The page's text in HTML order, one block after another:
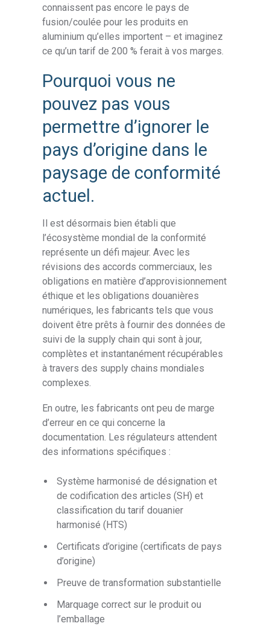
connaissent pas encore le pays de
fusion/coulée pour les produits en
aluminium qu’elles importent – et imaginez
ce qu’un tarif de 200 % ferait à vos marges.
Pourquoi vous ne
pouvez pas vous
permettre d’ignorer le
pays d’origine dans le
paysage de conformité
actuel.
Il est désormais bien établi que
l’écosystème mondial de la conformité
représente un défi majeur. Avec les
révisions des accords commerciaux, les
obligations en matière d’approvisionnement
éthique et les obligations douanières
numériques, les fabricants tels que vous
doivent être prêts à fournir des données de
suivi de la supply chain qui sont à jour,
complètes et instantanément récupérables
à travers des supply chains mondiales
complexes.
En outre, les fabricants ont peu de marge
d’erreur en ce qui concerne la
documentation. Les régulateurs attendent
des informations spécifiques :
Système harmonisé de désignation et
de codification des articles (SH) et
classification du tarif douanier
harmonisé (HTS)
Certificats d’origine (certificats de pays
d’origine)
Preuve de transformation substantielle
Marquage correct sur le produit ou
l’emballage